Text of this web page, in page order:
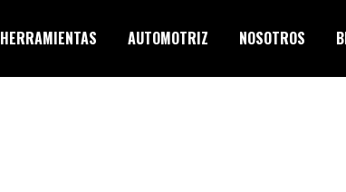
HERRAMIENTAS AUTOMOTRIZ NOSOTROS